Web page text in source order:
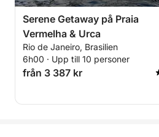
Serene Getaway på Praia
Vermelha & Urca
Rio de Janeiro, Brasilien
6h00 · Upp till 10 personer
från 3 387 kr